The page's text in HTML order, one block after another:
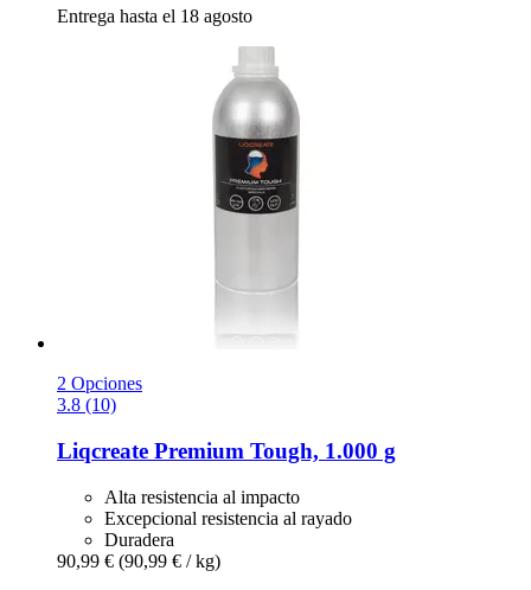
Entrega hasta el 18 agosto
2 Opciones
3.8 (10)
Liqcreate Premium Tough, 1.000 g
Alta resistencia al impacto
Excepcional resistencia al rayado
Duradera
90,99 € (90,99 € / kg)